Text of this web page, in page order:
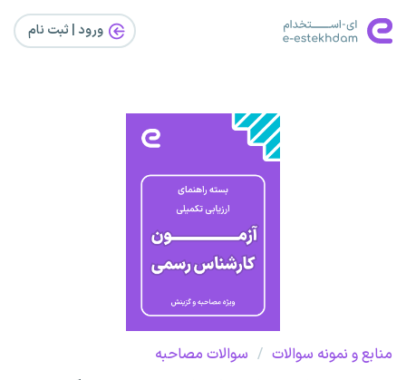
ورود | ثبت‌ نام
منابع و نمونه سوالات / سوالات مصاحبه